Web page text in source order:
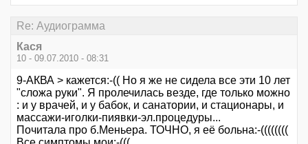
Re: Аудиограмма
Кася
10 - 09.07.2010 - 08:31
9-АКВА > кажется:-(( Но я же не сидела все эти 10 лет
"сложа руки". Я пролечилась везде, где только можно
: и у врачей, и у бабок, и санатории, и стационары, и
массажи-иголки-пиявки-эл.процедуры...
Почитала про б.Меньера. ТОЧНО, я её больна:-((((((((